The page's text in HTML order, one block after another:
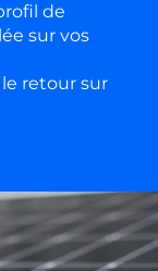
de
sur vos
retour sur